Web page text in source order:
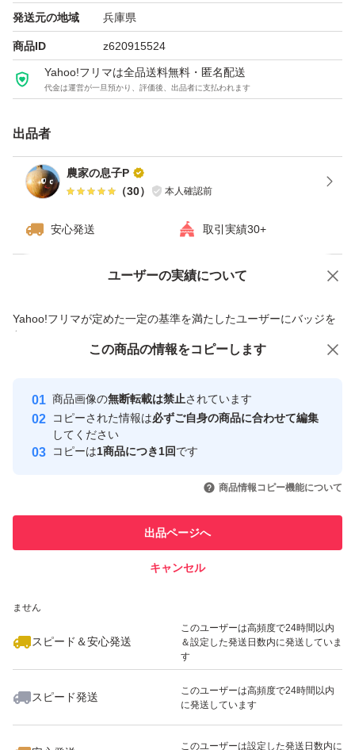
3kg、10kgでも販売しております。
他にご要望等あればできる限り対応しますので、何かあれ
ばコメント欄にお願いいたします。
兵庫県南あわじ市で家族で農業を営んでおります。
玉ねぎやレタスなどベテランの父母と共に丁寧に収穫・選
そんな新鮮で美味しい玉ねぎをぜひお試しください！
発送元の地域 兵庫県
商品ID z620915524
Yahoo!フリマは全品送料無料・匿名配送
代金は運営が一旦預かり、評価後、出品者に支払われます
出品者
農家の息子P
（30） 本人確認前
安心発送 取引実績30+
ユーザーの実績について
Yahoo!フリマが定めた一定の基準を満たしたユーザーにバッジを
付与しています
安心取引出品者
心・安全なユーザーです
取引実績
引を完了させた実績があります
での取引実績があります
ません
スピード＆安心発送
このユーザーは高頻度で24時間以内
＆設定した発送日数内に発送していま
す
スピード発送
このユーザーは高頻度で24時間以内
に発送しています
このユーザーは設定した発送日数内に
価格の相談 商品への質問
この商品の情報をコピーします
商品画像の無断転載は禁止されています
コピーされた情報は必ずご自身の商品に合わせて編集
してください
コピーは1商品につき1回です
商品情報コピー機能について
出品ページへ
キャンセル
この商品をみている人にオススメ
いいね！
2,500